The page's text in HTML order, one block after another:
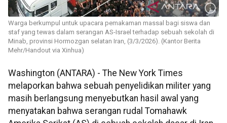
Warga berkumpul untuk upacara pemakaman massal bagi siswa dan
staf yang tewas dalam serangan AS-Israel terhadap sebuah sekolah di
Minab, provinsi Hormozgan selatan Iran, (3/3/2026). (Kantor Berita
Mehr/Handout via Xinhua)
Washington (ANTARA) - The New York Times
melaporkan bahwa sebuah penyelidikan militer yang
masih berlangsung menyebutkan hasil awal yang
menyatakan bahwa serangan rudal Tomahawk